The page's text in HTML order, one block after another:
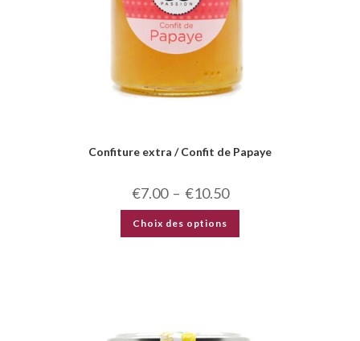
Confiture extra / Confit de Papaye
€7.00 – €10.50
Choix des options